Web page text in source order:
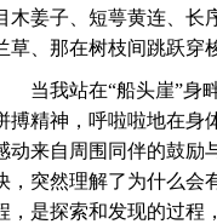
木姜子、短萼黄连、长
草、那在树枝间跳跃穿
当我站在“船头崖”身
搏精神，呼啦啦地在身
动来自周围同伴的鼓励
，突然理解了为什么会
，是探索和发现的过程